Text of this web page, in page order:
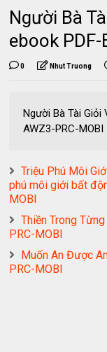
Người Bà
ebook PDF-
0 Nhut Truong
Người Bà Tài Giỏi
AWZ3-PRC-MOBI
Triệu Phú Môi
phú môi giới bất
MOBI
Thiền Trong
PRC-MOBI
Muốn An Được
PRC-MOBI